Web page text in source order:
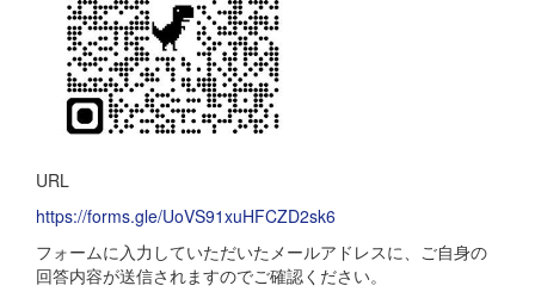
URL
https://forms.gle/UoVS91xuHFCZD2sk6
フォームに入力していただいたメールアドレスに、ご自身の
回答内容が送信されますのでご確認ください。